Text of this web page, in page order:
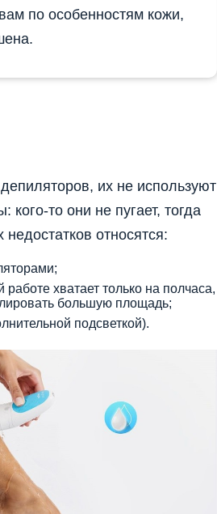
по особенностям кожи,
их не используют
кого-то они не пугает, тогда
относятся:
хватает только на полчаса,
большую площадь;
подсветкой).